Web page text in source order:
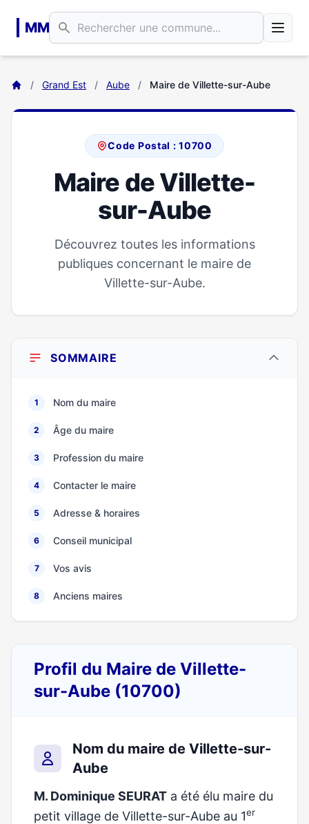
MM
/ Grand Est / Aube / Maire de Villette-sur-Aube
Code Postal : 10700
Maire de Villette-
sur-Aube
Découvrez toutes les informations
publiques concernant le maire de
Villette-sur-Aube.
SOMMAIRE
1 Nom du maire
2 Âge du maire
3 Profession du maire
4 Contacter le maire
5 Adresse & horaires
6 Conseil municipal
7 Vos avis
8 Anciens maires
Profil du Maire de Villette-
sur-Aube (10700)
Nom du maire de Villette-sur-
Aube
M. Dominique SEURAT a été élu maire du
petit village de Villette-sur-Aube au 1er